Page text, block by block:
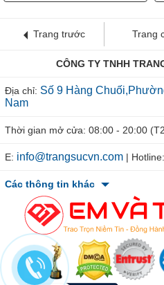
Trang trước Trang
CÔNG TY TNHH
Địa chỉ: Số 9 Hàng
Nam
Thời gian mở cửa: 08:00 - 20:00
E: info@trangsucvn.com |
Các thông tin khác